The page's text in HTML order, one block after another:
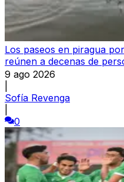
Los paseos en piragua
reúnen a decenas de
9 ago 2026
Sofía Revenga
0